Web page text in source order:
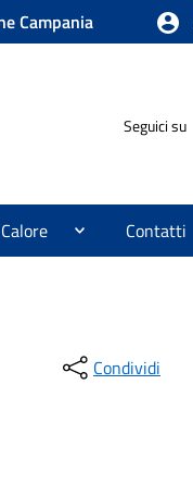
Campania
Seguici su
Contatti
Condividi